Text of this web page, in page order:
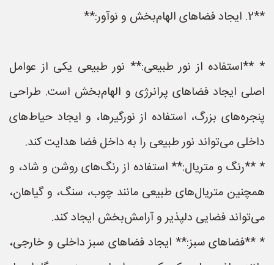
**2. ایجاد فضاهای الهام‌بخش و نوآور:**
* **استفاده از نور طبیعی:** نور طبیعی یکی از عوامل
اصلی ایجاد فضاهای پرانرژی و الهام‌بخش است. طراحی
پنجره‌های بزرگ، استفاده از نورگیرها، و ایجاد حیاط‌های
داخلی می‌تواند نور طبیعی را به داخل فضا هدایت کند.
* **رنگ و متریال:** استفاده از رنگ‌های روشن و شاد، و
همچنین متریال‌های طبیعی مانند چوب، سنگ، و گیاهان،
می‌تواند فضایی دلپذیر و آرامش‌بخش ایجاد کند.
* **فضاهای سبز:** ایجاد فضاهای سبز داخلی و خارجی،